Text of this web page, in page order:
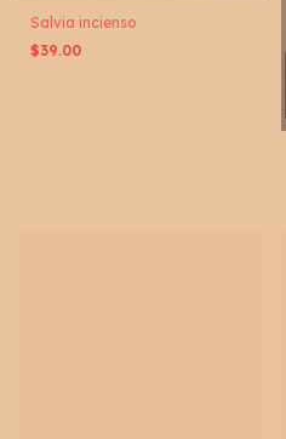
Salvia incienso
$39.00